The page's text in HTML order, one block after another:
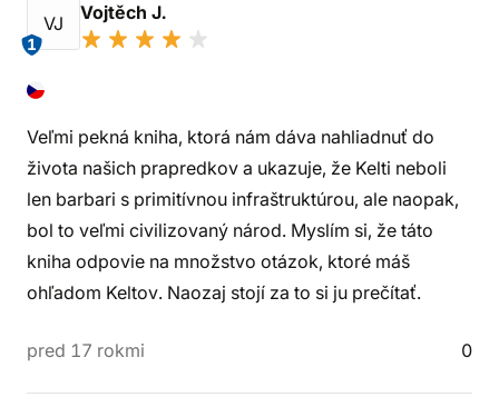
VJ
1
Vojtěch J.
Veľmi pekná kniha, ktorá nám dáva nahliadnuť do
života našich prapredkov a ukazuje, že Kelti neboli
len barbari s primitívnou infraštruktúrou, ale naopak,
bol to veľmi civilizovaný národ. Myslím si, že táto
kniha odpovie na množstvo otázok, ktoré máš
ohľadom Keltov. Naozaj stojí za to si ju prečítať.
pred 17 rokmi 0